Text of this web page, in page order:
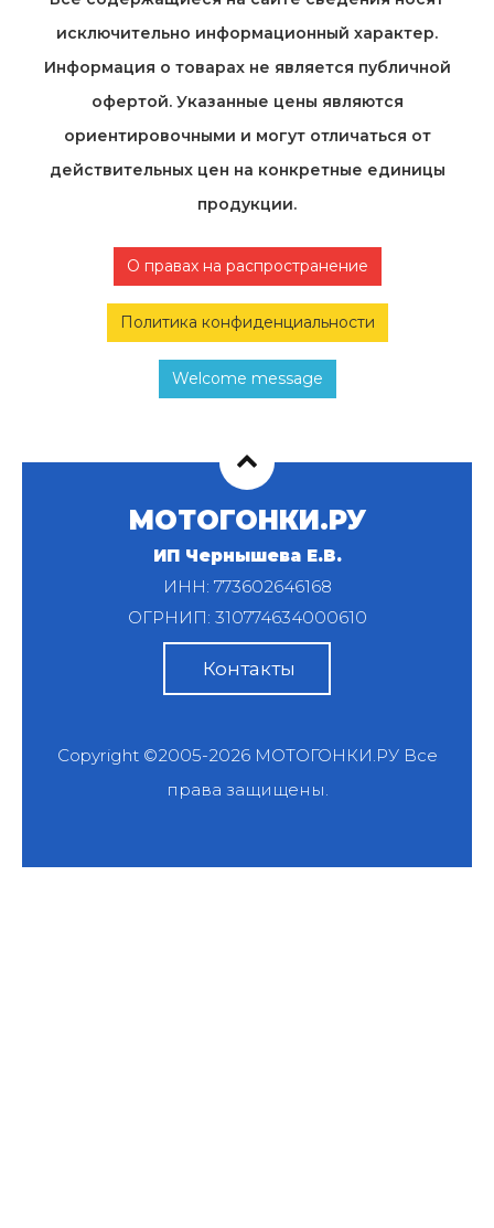
исключительно информационный характер.
Информация о товарах не является публичной
офертой. Указанные цены являются
ориентировочными и могут отличаться от
действительных цен на конкретные единицы
продукции.
О правах на распространение
Политика конфиденциальности
Welcome message
МОТОГОНКИ.РУ
ИП Чернышева Е.В.
ИНН: 773602646168
ОГРНИП: 310774634000610
Контакты
Copyright ©2005-2026 МОТОГОНКИ.РУВсе
права защищены.